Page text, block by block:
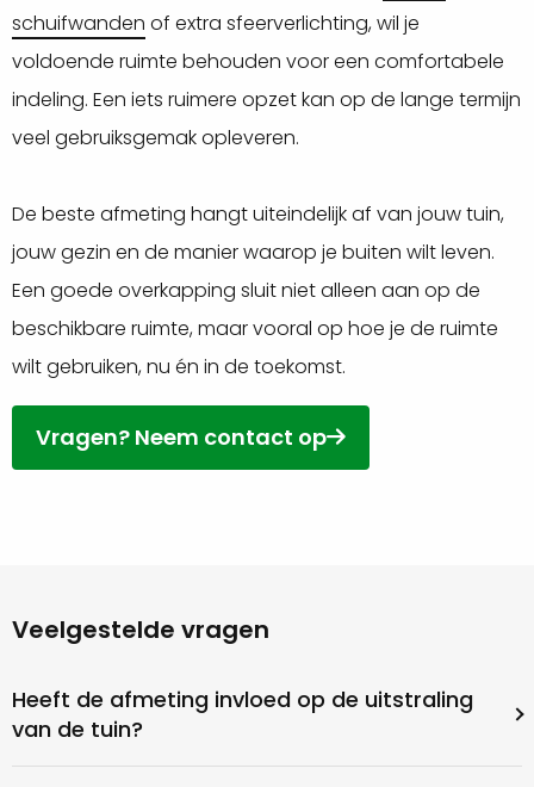
schuifwanden of extra sfeerverlichting, wil je
voldoende ruimte behouden voor een comfortabele
indeling. Een iets ruimere opzet kan op de lange termijn
veel gebruiksgemak opleveren.
De beste afmeting hangt uiteindelijk af van jouw tuin,
jouw gezin en de manier waarop je buiten wilt leven.
Een goede overkapping sluit niet alleen aan op de
beschikbare ruimte, maar vooral op hoe je de ruimte
wilt gebruiken, nu én in de toekomst.
Vragen? Neem contact op
Veelgestelde vragen
Heeft de afmeting invloed op de uitstraling
van de tuin?